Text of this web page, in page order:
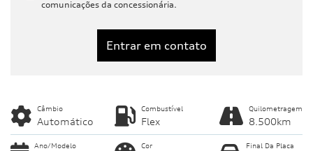
comunicações da concessionária.
Entrar em contato
Câmbio
Automático
Combustível
Flex
Quilometragem
8.500km
Ano/Modelo Cor Final Da Placa